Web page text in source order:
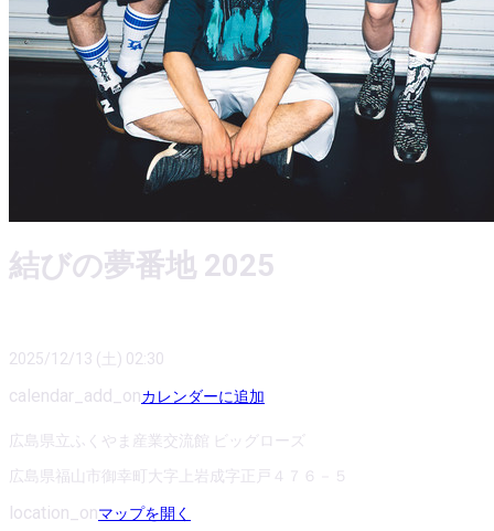
結びの夢番地 2025
2025/12/13 (土) 02:30
calendar_add_onカレンダーに追加
広島県立ふくやま産業交流館 ビッグローズ
広島県福山市御幸町大字上岩成字正戸４７６－５
location_onマップを開く